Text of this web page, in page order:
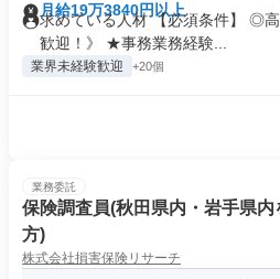
月給19万3840円以上
求めている人材 【必須条件】 ◎
歓迎！》 ★事務業務経験...
業界未経験歓迎 +20個
業務委託
保険調査員(秋田県内・岩手県
方)
株式会社損害保険リサーチ